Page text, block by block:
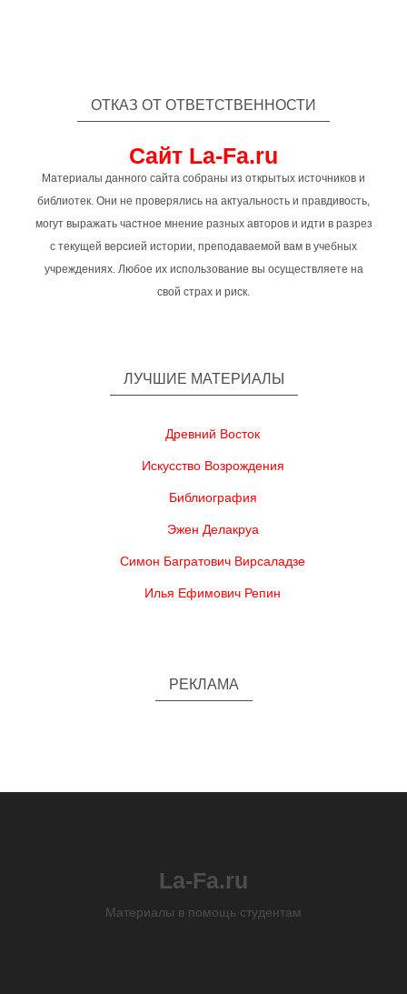
ОТКАЗ ОТ ОТВЕТСТВЕННОСТИ
Сайт La-Fa.ru
Материалы данного сайта собраны из открытых источников и
библиотек. Они не проверялись на актуальность и правдивость,
могут выражать частное мнение разных авторов и идти в разрез
с текущей версией истории, преподаваемой вам в учебных
учреждениях. Любое их использование вы осуществляете на
свой страх и риск.
ЛУЧШИЕ МАТЕРИАЛЫ
Древний Восток
Искусство Возрождения
Библиография
Эжен Делакруа
Симон Багратович Вирсаладзе
Илья Ефимович Репин
РЕКЛАМА
La-Fa.ru
Материалы в помощь студентам